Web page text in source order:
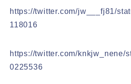
https://twitter.com/jw___fj81/
118016
https://twitter.com/knkjw_nene/
0225536